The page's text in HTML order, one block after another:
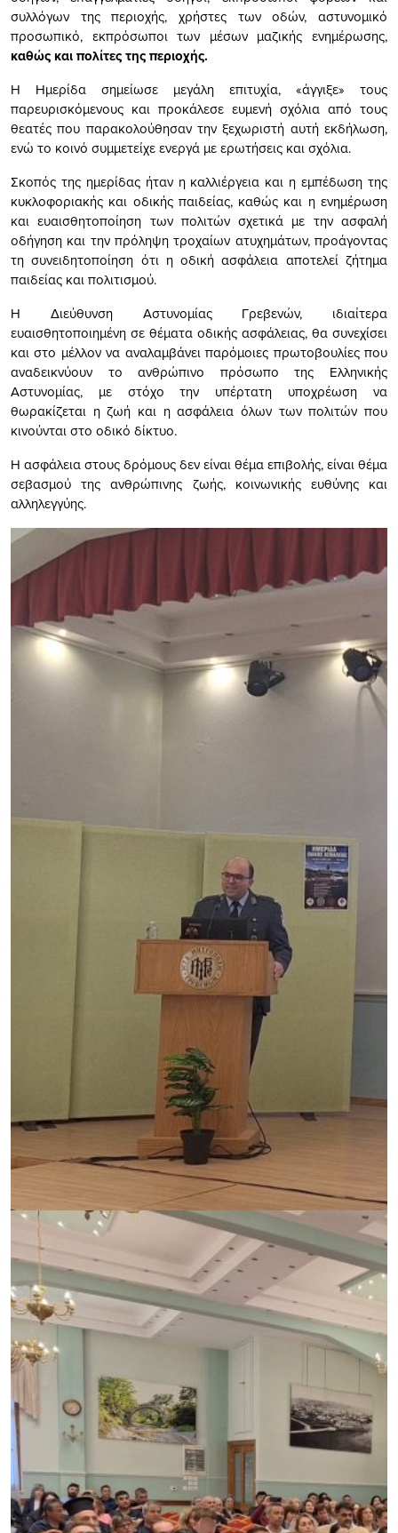
συλλόγων της περιοχής, χρήστες των οδών, αστυνομικό
προσωπικό, εκπρόσωποι των μέσων μαζικής ενημέρωσης,
καθώς και πολίτες της περιοχής.
Η Ημερίδα σημείωσε μεγάλη επιτυχία, «άγγιξε» τους
παρευρισκόμενους και προκάλεσε ευμενή σχόλια από τους
θεατές που παρακολούθησαν την ξεχωριστή αυτή εκδήλωση,
ενώ το κοινό συμμετείχε ενεργά με ερωτήσεις και σχόλια.
Σκοπός της ημερίδας ήταν η καλλιέργεια και η εμπέδωση της
κυκλοφοριακής και οδικής παιδείας, καθώς και η ενημέρωση
και ευαισθητοποίηση των πολιτών σχετικά με την ασφαλή
οδήγηση και την πρόληψη τροχαίων ατυχημάτων, προάγοντας
τη συνειδητοποίηση ότι η οδική ασφάλεια αποτελεί ζήτημα
παιδείας και πολιτισμού.
Η Διεύθυνση Αστυνομίας Γρεβενών, ιδιαίτερα
ευαισθητοποιημένη σε θέματα οδικής ασφάλειας, θα συνεχίσει
και στο μέλλον να αναλαμβάνει παρόμοιες πρωτοβουλίες που
αναδεικνύουν το ανθρώπινο πρόσωπο της Ελληνικής
Αστυνομίας, με στόχο την υπέρτατη υποχρέωση να
θωρακίζεται η ζωή και η ασφάλεια όλων των πολιτών που
κινούνται στο οδικό δίκτυο.
Η ασφάλεια στους δρόμους δεν είναι θέμα επιβολής, είναι θέμα
σεβασμού της ανθρώπινης ζωής, κοινωνικής ευθύνης και
αλληλεγγύης.